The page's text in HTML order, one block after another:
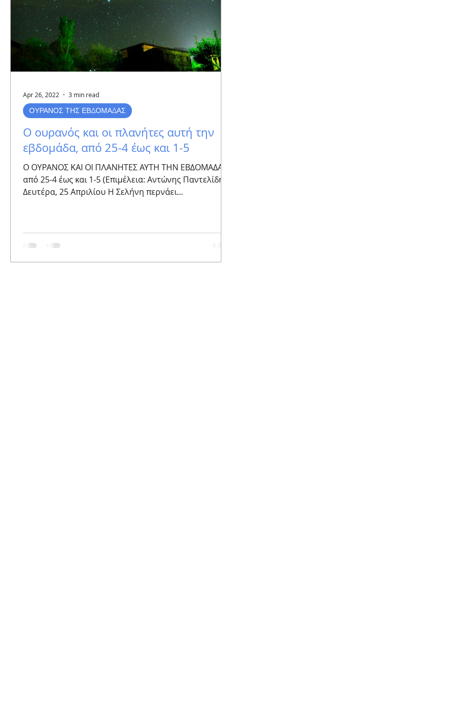
Ο ουρανός και οι πλανήτες αυτή την
εβδομάδα, από 25-4 έως και 1-5
Ο ΟΥΡΑΝΟΣ ΚΑΙ ΟΙ ΠΛΑΝΗΤΕΣ ΑΥΤΗ ΤΗΝ ΕΒΔΟΜΑΔΑ
από 25-4 έως και 1-5 (Επιμέλεια: Αντώνης Παντελίδης)
Δευτέρα, 25 Απριλίου Η Σελήνη περνάει...
ΟΥΡΑΝΟΣ ΤΗΣ ΕΒΔΟΜΑΔΑΣ
Apr 26, 2022 3 min read